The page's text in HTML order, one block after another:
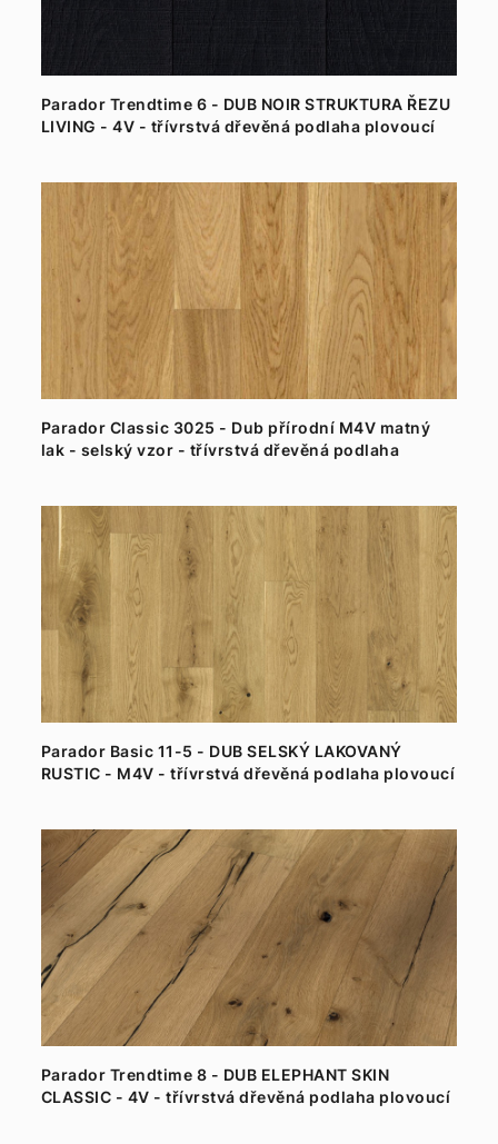
Parador Trendtime 6 - DUB NOIR STRUKTURA ŘEZU
LIVING - 4V - třívrstvá dřevěná podlaha plovoucí
Parador Classic 3025 - Dub přírodní M4V matný
lak - selský vzor - třívrstvá dřevěná podlaha
Parador Basic 11-5 - DUB SELSKÝ LAKOVANÝ
RUSTIC - M4V - třívrstvá dřevěná podlaha plovoucí
Parador Trendtime 8 - DUB ELEPHANT SKIN
CLASSIC - 4V - třívrstvá dřevěná podlaha plovoucí